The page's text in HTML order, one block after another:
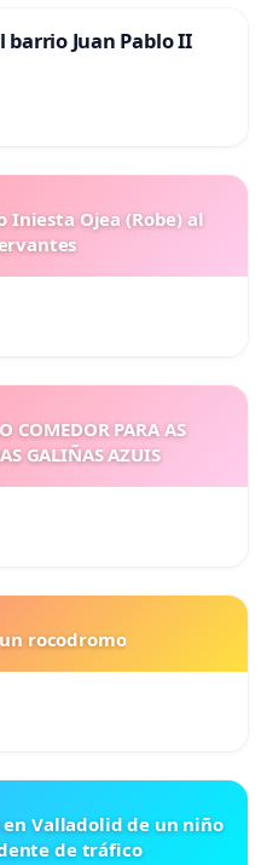
Juan Pablo II
Iniesta Ojea (Robe) al
COMEDOR PARA AS
GALIÑAS AZUIS
rocodromo
Valladolid de un niño
de tráfico